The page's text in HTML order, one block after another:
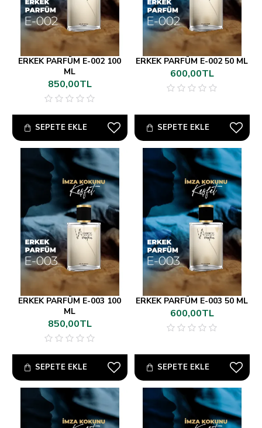
ERKEK PARFÜM E-002 100
ML
850,00TL
SEPETE EKLE
ERKEK PARFÜM E-002 50 ML
600,00TL
SEPETE EKLE
ERKEK PARFÜM E-003 100
ML
850,00TL
SEPETE EKLE
ERKEK PARFÜM E-003 50 ML
600,00TL
SEPETE EKLE